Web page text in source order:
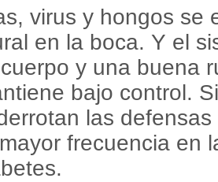
virus y hongos se
en la boca. Y el
y una buena
bajo control.
las
frecuencia en